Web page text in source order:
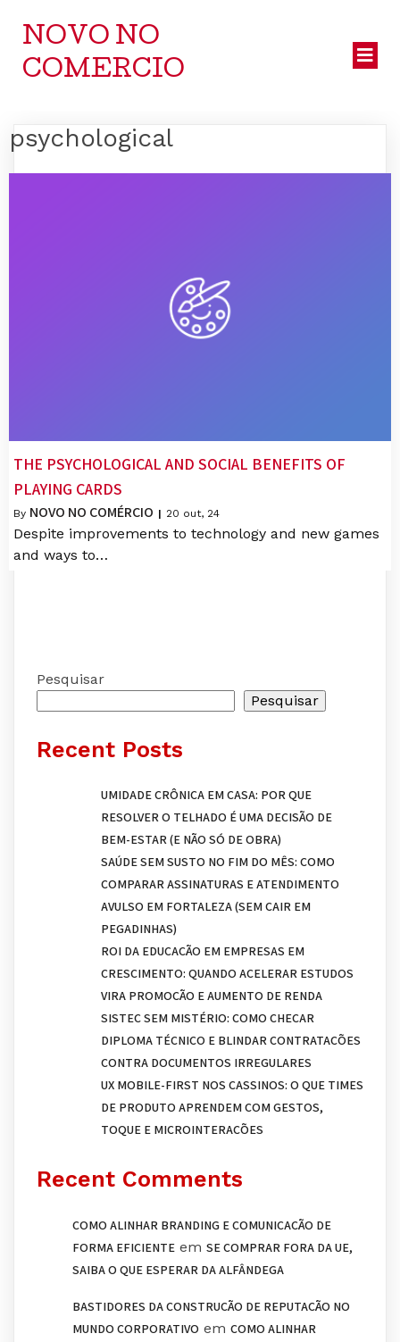
NOVO NO
COMERCIO
psychological
THE PSYCHOLOGICAL AND SOCIAL BENEFITS OF
PLAYING CARDS
By NOVO NO COMÉRCIO | 20 out, 24
Despite improvements to technology and new games
and ways to…
Pesquisar
Pesquisar
Recent Posts
UMIDADE CRÔNICA EM CASA: POR QUE
RESOLVER O TELHADO É UMA DECISÃO DE
BEM-ESTAR (E NÃO SÓ DE OBRA)
SAÚDE SEM SUSTO NO FIM DO MÊS: COMO
COMPARAR ASSINATURAS E ATENDIMENTO
AVULSO EM FORTALEZA (SEM CAIR EM
PEGADINHAS)
ROI DA EDUCAÇÃO EM EMPRESAS EM
CRESCIMENTO: QUANDO ACELERAR ESTUDOS
VIRA PROMOÇÃO E AUMENTO DE RENDA
SISTEC SEM MISTÉRIO: COMO CHECAR
DIPLOMA TÉCNICO E BLINDAR CONTRATAÇÕES
CONTRA DOCUMENTOS IRREGULARES
UX MOBILE-FIRST NOS CASSINOS: O QUE TIMES
DE PRODUTO APRENDEM COM GESTOS,
TOQUE E MICROINTERAÇÕES
Recent Comments
COMO ALINHAR BRANDING E COMUNICAÇÃO DE
FORMA EFICIENTE em SE COMPRAR FORA DA UE,
SAIBA O QUE ESPERAR DA ALFÂNDEGA
BASTIDORES DA CONSTRUÇÃO DE REPUTAÇÃO NO
MUNDO CORPORATIVO em COMO ALINHAR